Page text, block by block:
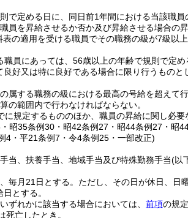
で定める日に、同日前1年間における当該職員
員を昇給させるか否か及び昇給させる場合の昇
表の適用を受ける職員でその職務の級が7級以
職員にあっては、56歳以上の年齢で規則で定め
良好又は特に良好である場合に限り行うもの
属する職務の級における最高の号給を超えて
の範囲内で行わなければならない。
に規定するもののほか、職員の昇給に関し必要
昭35条例30・昭42条例27・昭44条例27・昭
4・平21条例7・令4条例25・一部改正)
当、扶養手当、地域手当及び特殊勤務手当(以
毎月21日とする。 ただし、その日が休日、日
とする。
ずれかに該当する場合においては、 前項の規
死亡したとき。